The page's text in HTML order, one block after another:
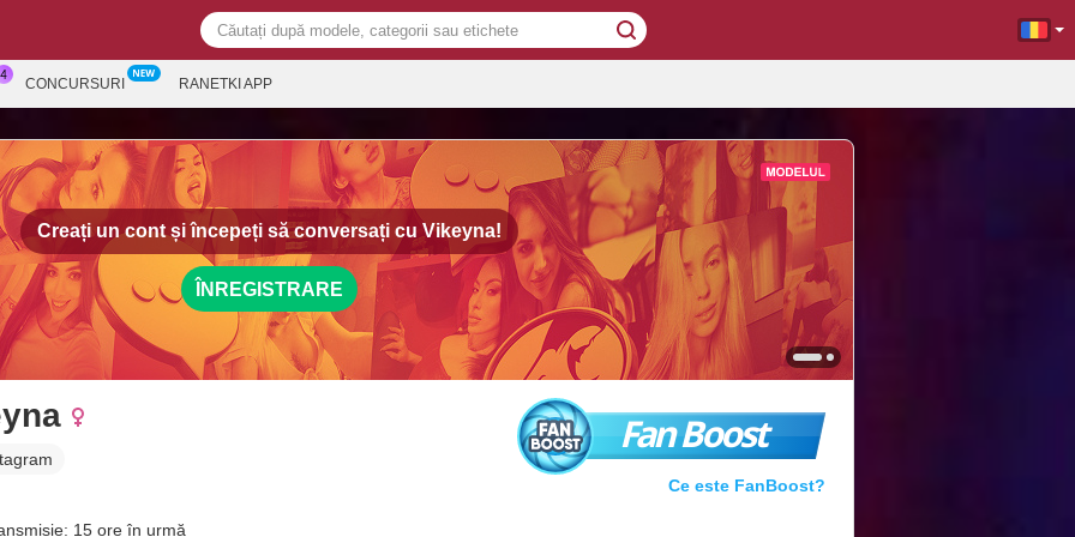
CONCURSURI RANETKI APP
Creați un cont și începeți să conversați cu Vikeyna!
ÎNREGISTRARE
15 ore în urmă
Fan Boost
Ce este FanBoost?